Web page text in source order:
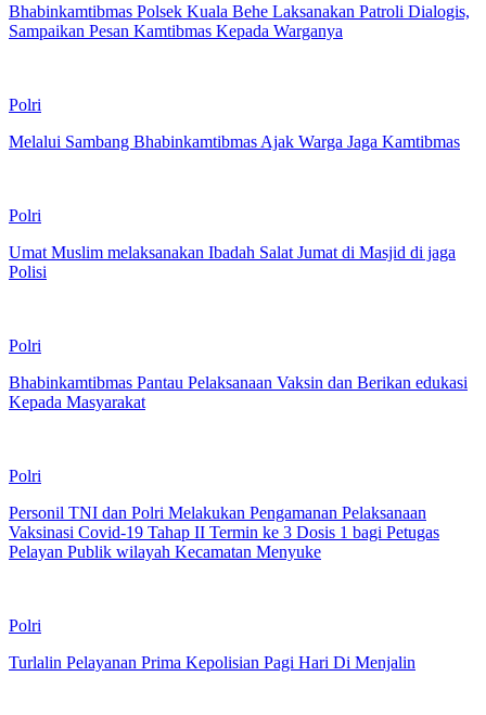
Bhabinkamtibmas Polsek Kuala Behe Laksanakan Patroli Dialogis,
Sampaikan Pesan Kamtibmas Kepada Warganya
Polri
Melalui Sambang Bhabinkamtibmas Ajak Warga Jaga Kamtibmas
Polri
Umat Muslim melaksanakan Ibadah Salat Jumat di Masjid di jaga
Polisi
Polri
Bhabinkamtibmas Pantau Pelaksanaan Vaksin dan Berikan edukasi
Kepada Masyarakat
Polri
Personil TNI dan Polri Melakukan Pengamanan Pelaksanaan
Vaksinasi Covid-19 Tahap II Termin ke 3 Dosis 1 bagi Petugas
Pelayan Publik wilayah Kecamatan Menyuke
Polri
Turlalin Pelayanan Prima Kepolisian Pagi Hari Di Menjalin